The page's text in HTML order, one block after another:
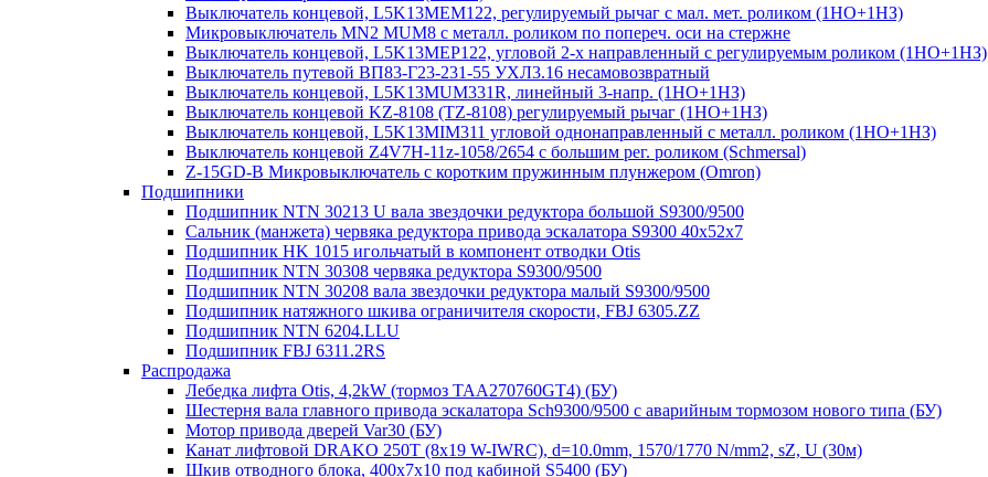
Выключатель концевой, L5K13MEM122, регулируемый рычаг с мал. мет. роликом (1НО+1НЗ)
Микровыключатель MN2 MUM8 с металл. роликом по попереч. оси на стержне
Выключатель концевой, L5K13MEP122, угловой 2-х направленный с регулируемым роликом (1НО+1НЗ)
Выключатель путевой ВП83-Г23-231-55 УХЛ3.16 несамовозвратный
Выключатель концевой, L5K13MUM331R, линейный 3-напр. (1НО+1НЗ)
Выключатель концевой KZ-8108 (TZ-8108) регулируемый рычаг (1НО+1НЗ)
Выключатель концевой, L5K13MIM311 угловой однонаправленный с металл. роликом (1НО+1НЗ)
Выключатель концевой Z4V7H-11z-1058/2654 с большим рег. роликом (Schmersal)
Z-15GD-B Микровыключатель с коротким пружинным плунжером (Omron)
Подшипники
Подшипник NTN 30213 U вала звездочки редуктора большой S9300/9500
Сальник (манжета) червяка редуктора привода эскалатора S9300 40х52х7
Подшипник HK 1015 игольчатый в компонент отводки Otis
Подшипник NTN 30308 червяка редуктора S9300/9500
Подшипник NTN 30208 вала звездочки редуктора малый S9300/9500
Подшипник натяжного шкива ограничителя скорости, FBJ 6305.ZZ
Подшипник NTN 6204.LLU
Подшипник FBJ 6311.2RS
Распродажа
Лебедка лифта Otis, 4,2kW (тормоз TAA270760GT4) (БУ)
Шестерня вала главного привода эскалатора Sch9300/9500 с аварийным тормозом нового типа (БУ)
Мотор привода дверей Var30 (БУ)
Канат лифтовой DRAKO 250T (8x19 W-IWRC), d=10.0mm, 1570/1770 N/mm2, sZ, U (30м)
Шкив отводного блока, 400х7х10 под кабиной S5400 (БУ)